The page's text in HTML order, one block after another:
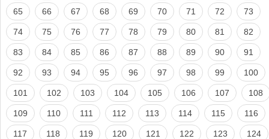
65 66 67 68 69 70 71 72 73
74 75 76 77 78 79 80 81 82
83 84 85 86 87 88 89 90 91
92 93 94 95 96 97 98 99 100
101 102 103 104 105 106 107 108
109 110 111 112 113 114 115 116
117 118 119 120 121 122 123 124